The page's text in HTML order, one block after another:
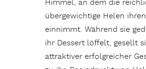
Himmel, an dem die
übergewichtige Helen
einnimmt. Während sie
ihr Dessert löffelt, gesellt
attraktiver erfolgreicher